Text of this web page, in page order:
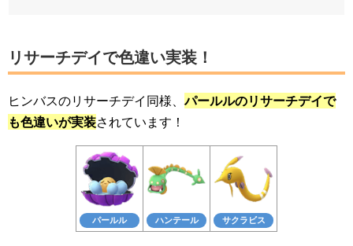
リサーチデイで色違い実装！
ヒンバスのリサーチデイ同様、パールルのリサーチデイで
も色違いが実装されています！
パールル ハンテール サクラビス